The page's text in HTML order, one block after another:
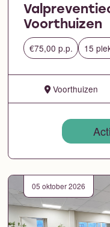
Voorthuizen
€75,00 p.p. 15
Voorthuizen
05 oktober 2026